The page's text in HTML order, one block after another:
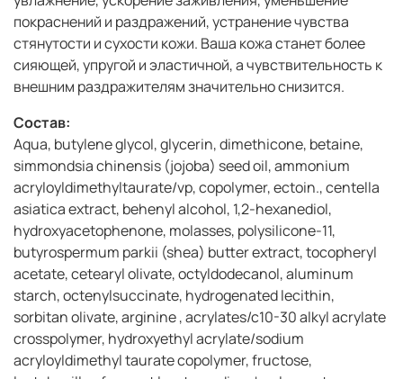
покраснений и раздражений, устранение чувства
стянутости и сухости кожи. Ваша кожа станет более
сияющей, упругой и эластичной, а чувствительность к
внешним раздражителям значительно снизится.
Состав:
Aqua, butylene glycol, glycerin, dimethicone, betaine,
simmondsia chinensis (jojoba) seed oil, ammonium
acryloyldimethyltaurate/vp, copolymer, ectoin., centella
asiatica extract, behenyl alcohol, 1,2-hexanediol,
hydroxyacetophenone, molasses, polysilicone-11,
butyrospermum parkii (shea) butter extract, tocopheryl
acetate, cetearyl olivate, octyldodecanol, aluminum
starch, octenylsuccinate, hydrogenated lecithin,
sorbitan olivate, arginine , acrylates/c10-30 alkyl acrylate
crosspolymer, hydroxyethyl acrylate/sodium
acryloyldimethyl taurate copolymer, fructose,